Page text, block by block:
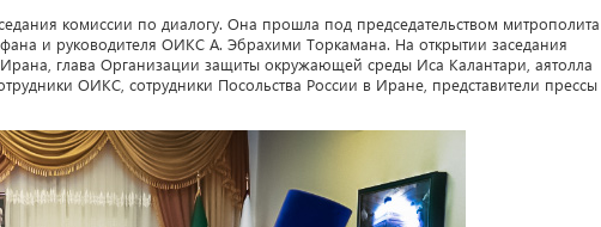
комиссии по диалогу. Она прошла под председательством митрополита
и руководителя ОИКС А. Эбрахими Торкамана. На открытии заседания
Ирана, глава Организации защиты окружающей среды Иса Калантари, аятолла
ОИКС, сотрудники Посольства России в Иране, представители